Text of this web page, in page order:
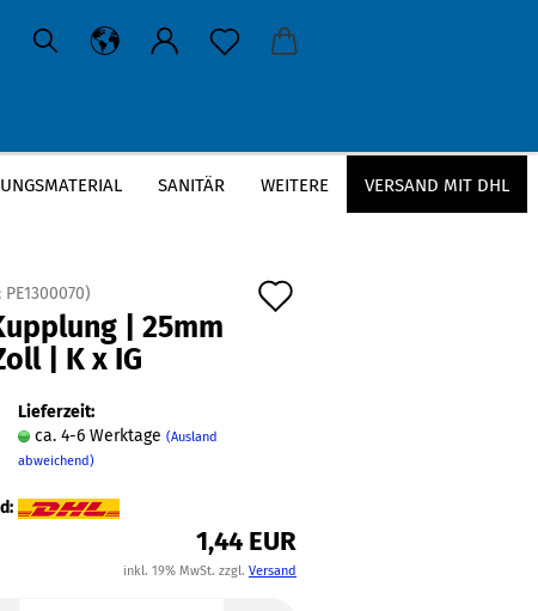
SANITÄR VERSAND MIT DHL
WEITERE
1 Zoll | K x IG
PE1300070)
| 25mm
| K x IG
Lieferzeit:
ca. 4-6 Werktage (Ausland
abweichend)
1,44 EUR
inkl. 19% MwSt. zzgl. Versand